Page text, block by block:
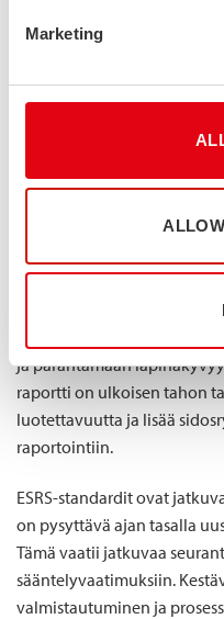
Marketing
kestävyysaiheiden
laskenta GHG-protokollan
Kestävyysraportointi ei
lakisääteisiä vaatimuksia,
Muuttuviin
Sidosryhmillä, kuten
on tarve saada yrityksen
ja parantamaan
raportti on ulkoisen tahon
luotettavuutta ja lisää
raportointiin.
ESRS-standardit ovat
on pysyttävä ajan tasalla
Tämä vaatii jatkuvaa
sääntelyvaatimuksiin.
valmistautuminen ja